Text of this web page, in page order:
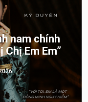
nam chính
Em Em”